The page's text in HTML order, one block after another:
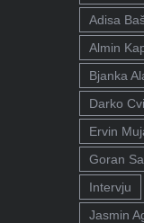
Adisa
Almin
Bjanka
Darko
Ervin
Goran
Intervju
Jasmin